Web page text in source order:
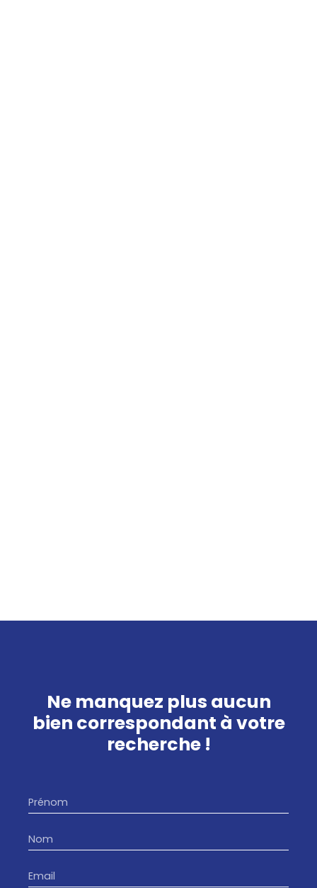
Ne manquez plus aucun
bien correspondant à votre
recherche !
Prénom
Nom
Email